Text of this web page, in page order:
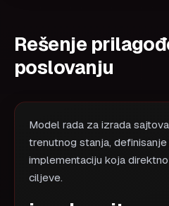
Rešenje
poslovanju
Model rada za izrada
trenutnog stanja,
implementaciju koja
ciljeve.